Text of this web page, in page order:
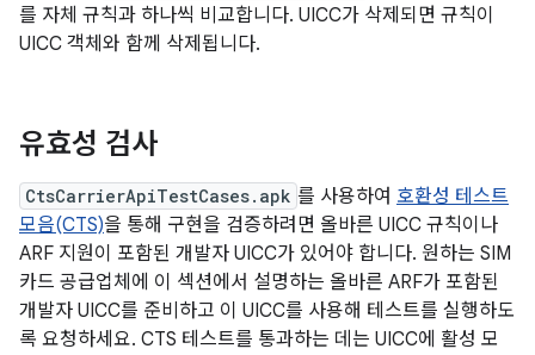
를 자체 규칙과 하나씩 비교합니다. UICC가 삭제되면 규칙이
UICC 객체와 함께 삭제됩니다.
유효성 검사
CtsCarrierApiTestCases.apk 를 사용하여 호환성 테스트
모음(CTS)을 통해 구현을 검증하려면 올바른 UICC 규칙이나
ARF 지원이 포함된 개발자 UICC가 있어야 합니다. 원하는 SIM
카드 공급업체에 이 섹션에서 설명하는 올바른 ARF가 포함된
개발자 UICC를 준비하고 이 UICC를 사용해 테스트를 실행하도
록 요청하세요. CTS 테스트를 통과하는 데는 UICC에 활성 모